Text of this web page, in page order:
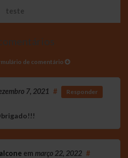
teste
de comentário
7, 2021 # Responder
em março 22, 2022 #